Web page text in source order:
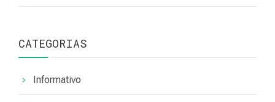
CATEGORIAS
Informativo